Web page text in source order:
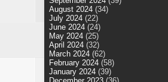
August 2024 (34)
July 2024 (22)
June 2024 (24)
May 2024 (25)
April 2024 (32)
March 2024 (62)
February 2024 (58)
January 2024 (39)